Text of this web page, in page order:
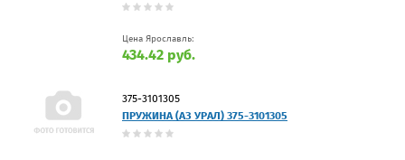
Цена Ярославль:
434.42 руб.
375-3101305
ПРУЖИНА (АЗ УРАЛ) 375-3101305